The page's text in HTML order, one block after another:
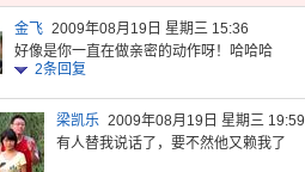
金飞 2009年08月19日 星期三 15:36
好像是你一直在做亲密的动作呀！哈哈哈
2条回复
梁凯乐 2009年08月19日 星期三 19:59
有人替我说话了，要不然他又赖我了